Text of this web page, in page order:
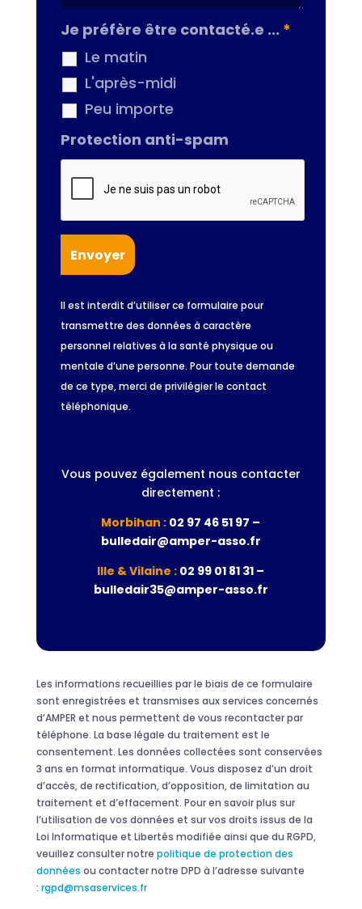
Je préfère être contacté.e ... *
Le matin
L'après-midi
Peu importe
Protection anti-spam
Il est interdit d’utiliser ce formulaire pour
transmettre des données à caractère
personnel relatives à la santé physique ou
mentale d’une personne. Pour toute demande
de ce type, merci de privilégier le contact
téléphonique.
Vous pouvez également nous contacter
directement :
Morbihan : 02 97 46 51 97 –
bulledair@amper-asso.fr
Ille & Vilaine : 02 99 01 81 31 –
bulledair35@amper-asso.fr
Les informations recueillies par le biais de ce formulaire
sont enregistrées et transmises aux services concernés
d’AMPER et nous permettent de vous recontacter par
téléphone. La base légale du traitement est le
consentement. Les données collectées sont conservées
3 ans en format informatique. Vous disposez d’un droit
d’accès, de rectification, d’opposition, de limitation au
traitement et d’effacement. Pour en savoir plus sur
l’utilisation de vos données et sur vos droits issus de la
Loi Informatique et Libertés modifiée ainsi que du RGPD,
veuillez consulter notre politique de protection des
données ou contacter notre DPD à l’adresse suivante
: rgpd@msaservices.fr